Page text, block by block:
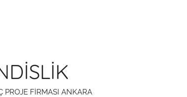
PROJE FİRMASI ANKARA